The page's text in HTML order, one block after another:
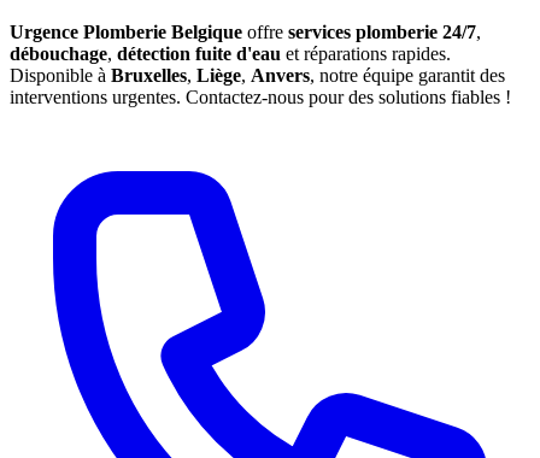
Urgence Plomberie Belgique offre services plomberie 24/7,
débouchage, détection fuite d'eau et réparations rapides.
Disponible à Bruxelles, Liège, Anvers, notre équipe garantit des
interventions urgentes. Contactez-nous pour des solutions fiables !